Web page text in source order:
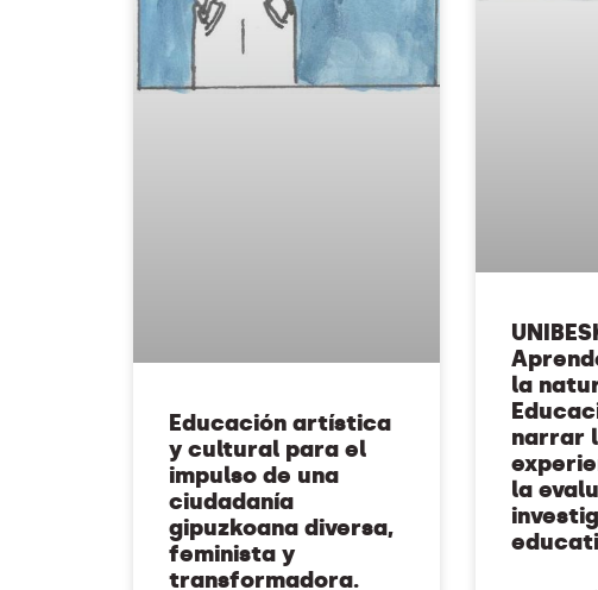
Educación artística
y cultural para el
impulso de una
ciudadanía
gipuzkoana diversa,
feminista y
transformadora.
la
narrar
la